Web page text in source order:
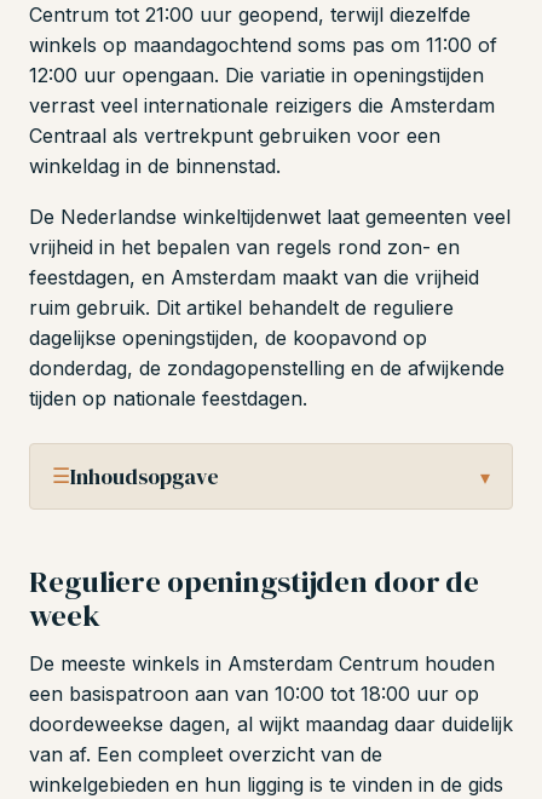
Centrum tot 21:00 uur geopend, terwijl diezelfde
winkels op maandagochtend soms pas om 11:00 of
12:00 uur opengaan. Die variatie in openingstijden
verrast veel internationale reizigers die Amsterdam
Centraal als vertrekpunt gebruiken voor een
winkeldag in de binnenstad.
De Nederlandse winkeltijdenwet laat gemeenten veel
vrijheid in het bepalen van regels rond zon- en
feestdagen, en Amsterdam maakt van die vrijheid
ruim gebruik. Dit artikel behandelt de reguliere
dagelijkse openingstijden, de koopavond op
donderdag, de zondagopenstelling en de afwijkende
tijden op nationale feestdagen.
☰Inhoudsopgave ▾
Reguliere openingstijden door de
week
De meeste winkels in Amsterdam Centrum houden
een basispatroon aan van 10:00 tot 18:00 uur op
doordeweekse dagen, al wijkt maandag daar duidelijk
van af. Een compleet overzicht van de
winkelgebieden en hun ligging is te vinden in de gids